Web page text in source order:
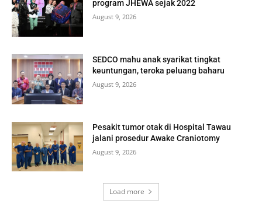
program JHEWA sejak 2022
August 9, 2026
SEDCO mahu anak syarikat tingkat
keuntungan, teroka peluang baharu
August 9, 2026
Pesakit tumor otak di Hospital Tawau
jalani prosedur Awake Craniotomy
August 9, 2026
Load more